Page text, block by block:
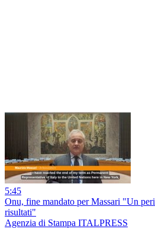
5:45
Onu, fine mandato per Massari "Un
risultati"
Agenzia di Stampa ITALPRESS